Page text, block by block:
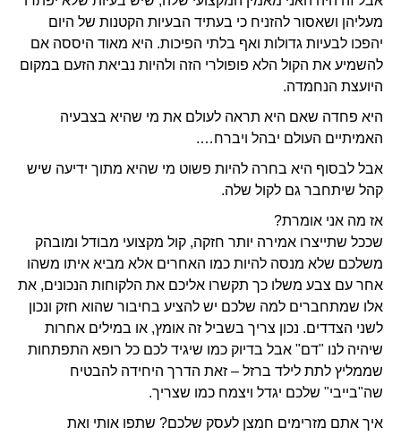
מעליהן ושאסור להזניח כי בעתיד הבעיות הקטנות של היום
יהפכו לבעיות גדולות ואף בלתי הפיכות. היא מאוד היססה אם
להשמיע את הקול הלא פופולרי הזה ולהיות נביאת הזעם במקום
היועצת הנחמדה.
היא פחדה שאם היא תראה לעולם את מי שהיא בצבעיה
האמיתיים העולם יבהל ויברח….
אבל לבסוף היא בחרה להיות פשוט מי שהיא מתוך ידיעה שיש
קהל שיתחבר גם לקול שלה.
אז מה אני אומרת?
שככל שתייצרו אמירה יותר חזקה, קול מקצועי מבודל ומובהק
משלכם שלא מנסה להיות כמו האחרים אלא מביא איתו משהו
אחר עם צבע משלו כך תקשרו אליכם את הלקוחות הנכונים, את
אלו שמתחברים למה שלכם יש להציע בחיבור שהוא חזק ונכון
לשני הצדדים. נכון צריך בשביל זה אומץ, או במילים אחרות
שיהיה לנו "דם" אבל בדיוק כמו שיגיד לכם כל רופא התפתחות
שממליץ לתת לילד ברזל – זאת הדרך היחידה להבטיח
שה"בייבי" שלכם יגדל ויצמח כמו שצריך.
איך אתם מזרימים חמצן לעסק שלכם? שתפו אותי ואת